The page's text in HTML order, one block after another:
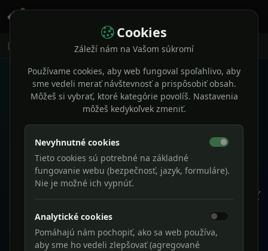
Domov Naše služby
Joto.sk služby
Naše služby
Tvoríme moderné webové riešenia, aplikácie
a AI nástroje, ktoré majú jasný účel: pomáhať
firmám fungovať rýchlejšie, prehľadnejšie a
profesionálnejšie.
Cookies
Záleží nám na Vašom súkromí
Používame cookies, aby web fungoval spoľahlivo, aby
sme vedeli merať návštevnosť a prispôsobiť obsah.
Môžeš si vybrať, ktoré kategórie povolíš. Nastavenia
môžeš kedykoľvek zmeniť.
Nevyhnutné cookies
Tieto cookies sú potrebné na základné
fungovanie webu (bezpečnosť, jazyk, formuláre).
Nie je možné ich vypnúť.
Analytické cookies
Pomáhajú nám pochopiť, ako sa web používa,
aby sme ho vedeli zlepšovať (agregované